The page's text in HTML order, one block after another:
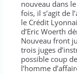
nouveau dans
fois, il s’agit de
le Crédit
d’Eric Woerth
Nouveau front
trois juges
possible coup
l’homme